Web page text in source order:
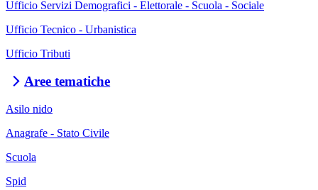
Ufficio Servizi Demografici - Elettorale - Scuola - Sociale
Ufficio Tecnico - Urbanistica
Ufficio Tributi
Aree tematiche
Asilo nido
Anagrafe - Stato Civile
Scuola
Spid